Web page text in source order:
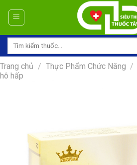
Tìm
Trang chủ / Thực Phẩm Chức Năng /
hô hấp